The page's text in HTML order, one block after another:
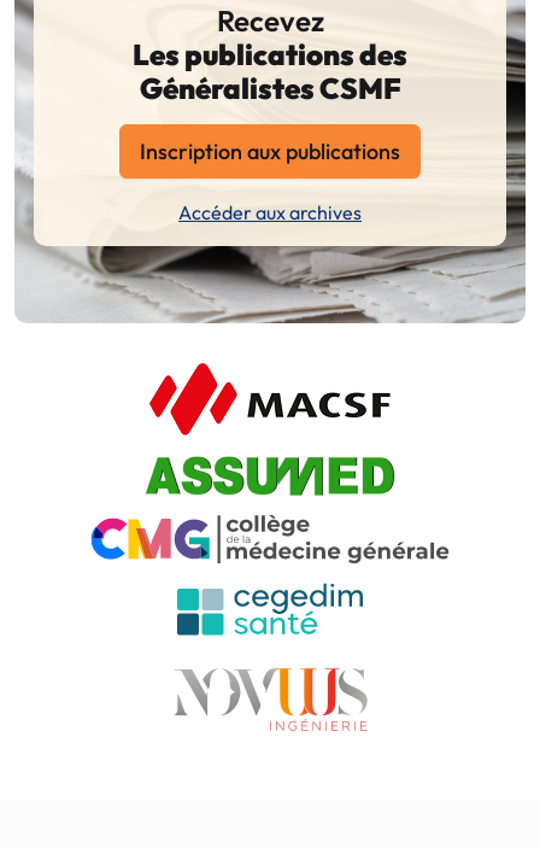
Recevez
Les publications des
Généralistes CSMF
Inscription aux publications
Accéder aux archives